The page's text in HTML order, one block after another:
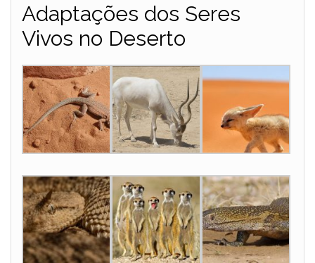
Adaptações dos Seres
Vivos no Deserto